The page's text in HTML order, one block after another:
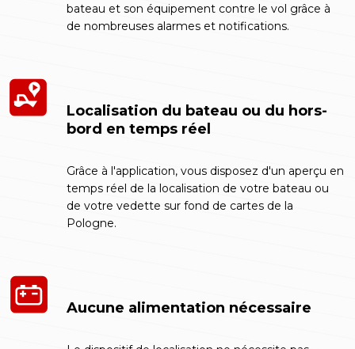
bateau et son équipement contre le vol grâce à
de nombreuses alarmes et notifications.
Localisation du bateau ou du hors-
bord en temps réel
Grâce à l'application, vous disposez d'un aperçu en
temps réel de la localisation de votre bateau ou
de votre vedette sur fond de cartes de la
Pologne.
Aucune alimentation nécessaire